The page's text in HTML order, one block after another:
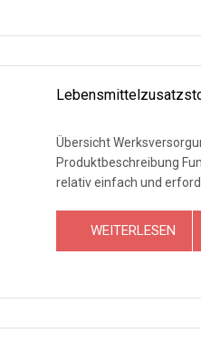
Übersicht
Produktbeschreibung
relativ einfach und
WEITERLESEN